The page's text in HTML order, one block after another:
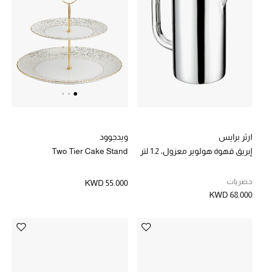
ارثر برايس
إبريق قهوة هولوير معزول، 1.2 لتر
حصريات
KWD 68.000
ويدجوود
Two Tier Cake Stand
KWD 55.000